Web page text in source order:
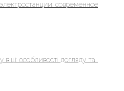
современное
особливості догляду та...